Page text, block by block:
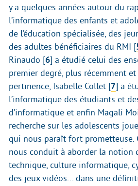
y a quelques années autour du
l’informatique des enfants et
de l’éducation spécialisée, des
des adultes bénéficiaires du RMI
[
Rinaudo [6] a étudié celui des
premier degré, plus récemment
pertinence, Isabelle Collet [7] a
l’informatique des étudiants et
d’informatique et enfin Magali
recherche sur les adolescents
qui nous paraît fort prometteuse.
nous conduit à aborder la notion
technique, culture informatique,
des jeux vidéos... dans une